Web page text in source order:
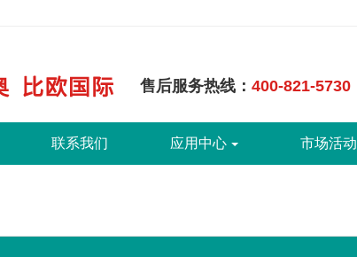
售后服务热线： 400-821-5730
联系我们 应用中心 市场活动